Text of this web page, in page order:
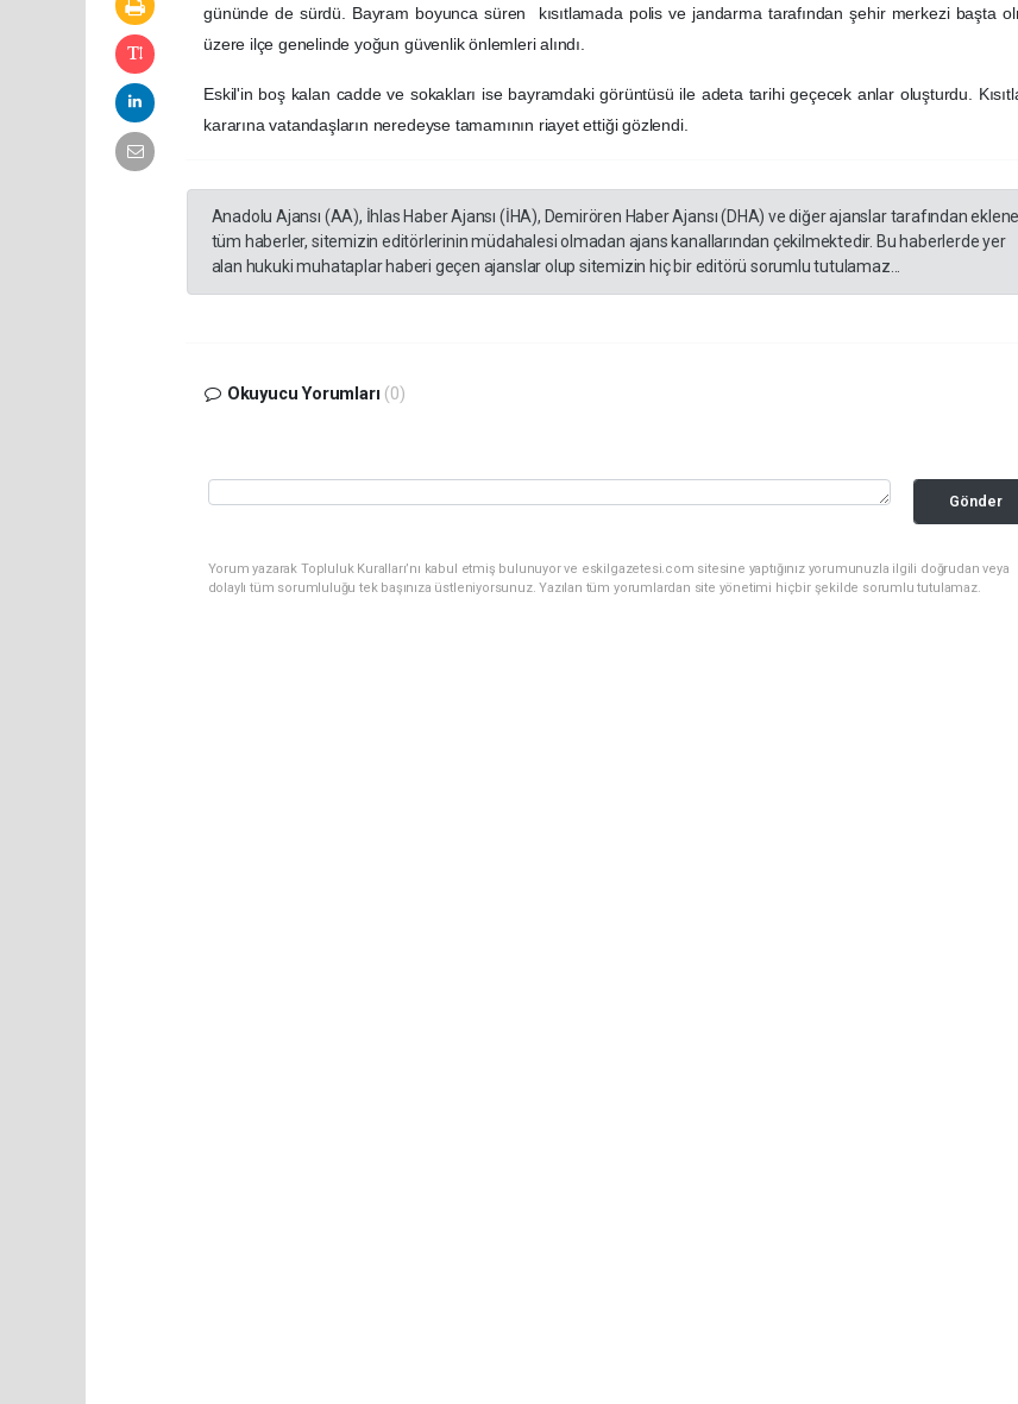
gününde de sürdü. Bayram boyunca süren kısıtlamada polis ve jandarma tarafından şehir merkezi başta
üzere ilçe genelinde yoğun güvenlik önlemleri alındı.
Eskil'in boş kalan cadde ve sokakları ise bayramdaki görüntüsü ile adeta tarihi geçecek anlar oluşturdu.
kararına vatandaşların neredeyse tamamının riayet ettiği gözlendi.
Anadolu Ajansı (AA), İhlas Haber Ajansı (İHA), Demirören Haber Ajansı (DHA) ve diğer ajanslar tarafından
tüm haberler, sitemizin editörlerinin müdahalesi olmadan ajans kanallarından çekilmektedir. Bu haberlerde yer
alan hukuki muhataplar haberi geçen ajanslar olup sitemizin hiç bir editörü sorumlu tutulamaz...
Okuyucu Yorumları (0)
Gönder
Yorum yazarak Topluluk Kuralları’nı kabul etmiş bulunuyor ve eskilgazetesi.com sitesine yaptığınız yorumunuzla ilgili doğrudan veya
dolaylı tüm sorumluluğu tek başınıza üstleniyorsunuz. Yazılan tüm yorumlardan site yönetimi hiçbir şekilde sorumlu tutulamaz.